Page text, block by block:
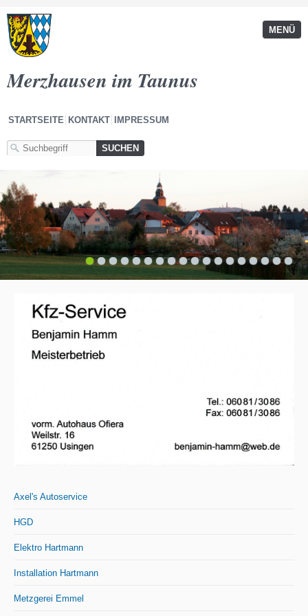
MENÜ
Merzhausen im Taunus
STARTSEITE KONTAKT IMPRESSUM
1 2 3 4 5 6 7 8 9 10 11 12 13 14 15 16 17 18
Axel's Autoservice
HGD
Elektro Hartmann
Installation Hartmann
Metzgerei Emmel